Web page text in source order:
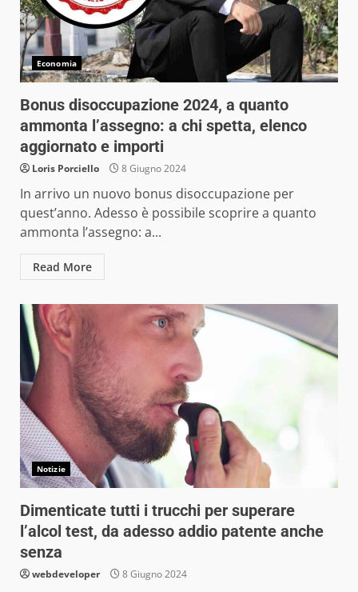
Economia
Bonus disoccupazione 2024, a quanto
ammonta l’assegno: a chi spetta, elenco
aggiornato e importi
Loris Porciello 8 Giugno 2024
In arrivo un nuovo bonus disoccupazione per
quest’anno. Adesso è possibile scoprire a quanto
ammonta l’assegno: a...
Read More
Notizie
Dimenticate tutti i trucchi per superare
l’alcol test, da adesso addio patente anche
senza
webdeveloper 8 Giugno 2024